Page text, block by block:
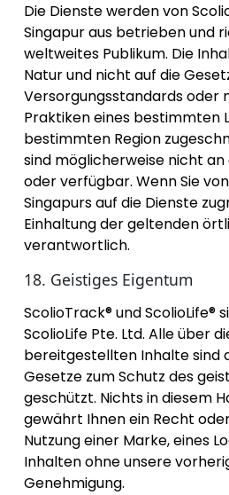
Die Dienste werden von
Singapur aus betrieben und
weltweites Publikum. Die
Natur und nicht auf die
Versorgungsstandards oder
Praktiken eines bestimmten
bestimmten Region
sind möglicherweise nicht
oder verfügbar. Wenn Sie
Singapurs auf die Dienste
Einhaltung der geltenden
verantwortlich.
18. Geistiges Eigentum
ScolioTrack® und ScolioLife®
ScolioLife Pte. Ltd. Alle über
bereitgestellten Inhalte sind
Gesetze zum Schutz des
geschützt. Nichts in diesem
gewährt Ihnen ein Recht
Nutzung einer Marke, eines
Inhalten ohne unsere
Genehmigung.